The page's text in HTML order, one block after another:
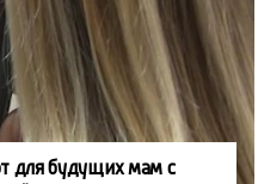
для будущих мам с